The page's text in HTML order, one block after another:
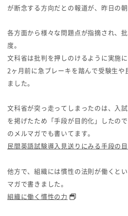
が断念する方向だとの報道が、昨日の
各方面から様々な問題点が指摘され、
度。
文科省は批判を押しのけるように実施
2ヶ月前に急ブレーキを踏んで受験生
ました。
文科省が突っ走ってしまったのは、入
を掲げたため「手段が目的化」したの
のメルマガでも書いてます。
民間英語試験導入見送りにみる手段の
他方で、組織には慣性の法則が働くと
マガで書きました。
組織に働く慣性の力